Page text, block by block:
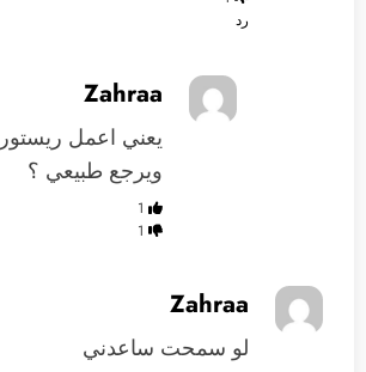
رد
Zahraa
يعني اعمل
ويرجع طبيعي ؟
1
1
Zahraa
لو سمحت ساعدني